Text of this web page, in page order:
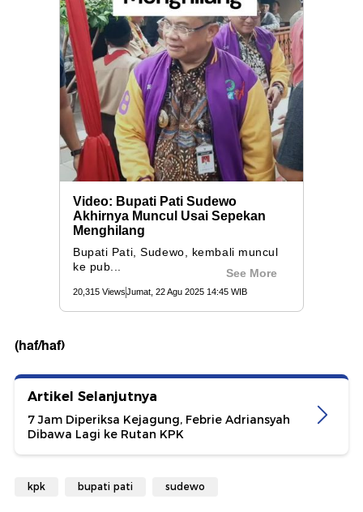
(haf/haf)
Artikel Selanjutnya
7 Jam Diperiksa Kejagung, Febrie Adriansyah
Dibawa Lagi ke Rutan KPK
kpk bupati pati sudewo